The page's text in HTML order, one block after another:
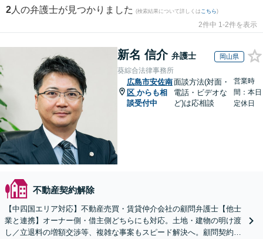
2 人の弁護士が見つかりました (検索結果について詳しくは こちら)
2件中 1-2件を表示
新名 信介 弁護士 岡山県
葵綜合法律事務所
広島市安佐南
区 からも相
談受付中
面談方法(対面・
電話・ビデオな
ど)は応相談
営業時
間：本日
定休日
不動産契約解除
【中四国エリア対応】不動産売買・賃貸仲介会社の顧問弁護士【他士
業と連携】オーナー側・借主側どちらにも対応。土地・建物の明け渡
し／立退料の増額交渉等、複雑な事案もスピード解決へ。顧問契約も